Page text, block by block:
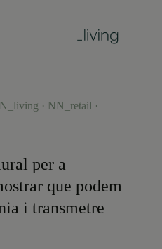
· NN_retail ·
per a
que podem
i transmetre